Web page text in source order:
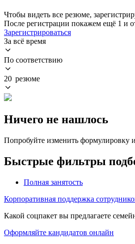
Чтобы видеть все резюме,
После регистрации покажем ещё 1 и
Зарегистрироваться
За всё время
По соответствию
20 резюме
Ничего не нашлось
Попробуйте изменить формулировку
Быстрые фильтры
Полная занятость
Корпоративная поддержка
Какой соцпакет вы предлагаете
Оформляйте кандидатов онлайн